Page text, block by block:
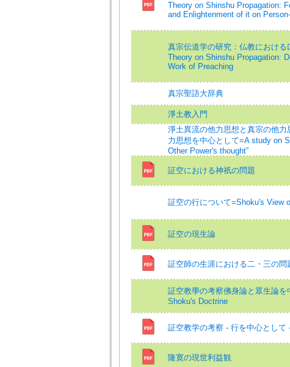
Theory on Shinshu Propagation:
and Enlightenment of it on
真宗伝道学の研究：仏教におけ
Theory on Shinshu Propagation:
Work of Preaching
真宗聖語大辞典
淨土教入門
淨土異流の他力思想と真宗の他
力思想を中心として=A study on
Other Power's thought”
証空における神祇の問題
証空の行について=Shoku's View
証空の現生論
証空師の生涯における二・三の問
証空教學の考察佛身論と眾生論
Shoku's Doctrine
証空教学の考察 - 行を中心として
隆寛の現世利益観